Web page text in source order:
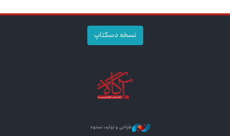
نسخه دسکتاپ
طراحی و تولید: نستوه